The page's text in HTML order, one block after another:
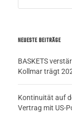
NEUESTE BEITRÄGE
BASKETS
Kollmar trägt
Kontinuität auf
Vertrag mit US-